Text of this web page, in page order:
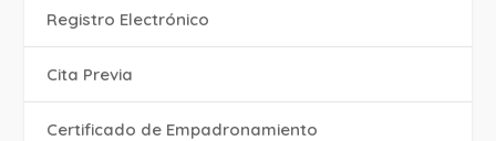
Registro Electrónico
Cita Previa
Certificado de Empadronamiento